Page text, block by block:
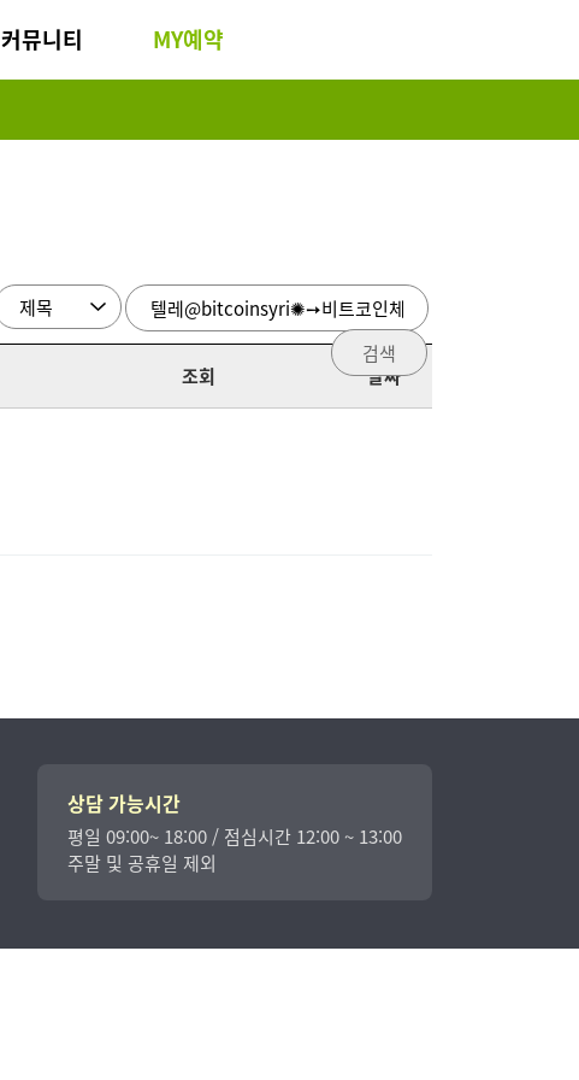
커뮤니티 MY예약
검색
조회 날짜
상담 가능시간
평일 09:00~ 18:00 / 점심시간 12:00 ~ 13:00
주말 및 공휴일 제외